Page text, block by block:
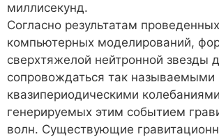
миллисекунд.
Согласно результатам
компьютерных моделирований,
сверхтяжелой нейтронной звезды
сопровождаться так называемыми
квазипериодическими колебаниями
генерируемых этим событием
волн. Существующие